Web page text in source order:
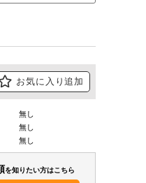
お気に入り追加
無し
無し
無し
を知りたい方はこちら